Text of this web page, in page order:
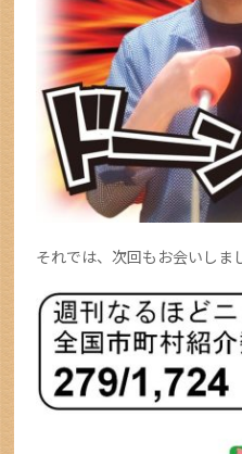
それでは、次回もお会いしま